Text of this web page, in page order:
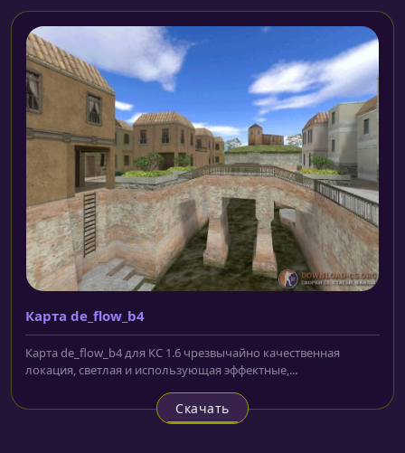
Карта de_flow_b4
Карта de_flow_b4 для КС 1.6 чрезвычайно качественная
локация, светлая и использующая эффектные,...
Скачать